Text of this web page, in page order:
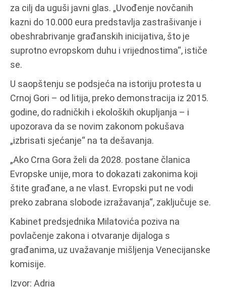
za cilj da uguši javni glas. „Uvođenje novčanih
kazni do 10.000 eura predstavlja zastrašivanje i
obeshrabrivanje građanskih inicijativa, što je
suprotno evropskom duhu i vrijednostima“, ističe
se.
U saopštenju se podsjeća na istoriju protesta u
Crnoj Gori – od litija, preko demonstracija iz 2015.
godine, do radničkih i ekoloških okupljanja – i
upozorava da se novim zakonom pokušava
„izbrisati sjećanje“ na ta dešavanja.
„Ako Crna Gora želi da 2028. postane članica
Evropske unije, mora to dokazati zakonima koji
štite građane, a ne vlast. Evropski put ne vodi
preko zabrana slobode izražavanja“, zaključuje se.
Kabinet predsjednika Milatovića poziva na
povlačenje zakona i otvaranje dijaloga s
građanima, uz uvažavanje mišljenja Venecijanske
komisije.
Izvor: Adria